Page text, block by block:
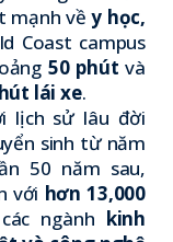
mạnh vềy học,
Coast campus
50 phút và
lái xe.
lịch sử lâu đời
sinh từ năm
50 năm sau,
với hơn 13,000
ngành kinh